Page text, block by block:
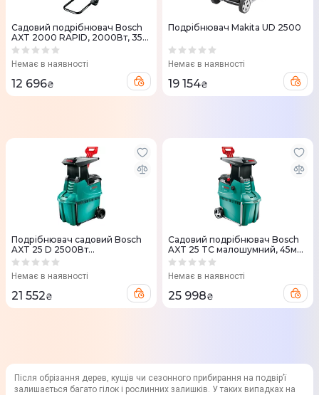
Садовий подрiбнювач Bosch
AXT 2000 RAPID, 2000Вт, 35
мм, 11.5кг (0.600.853.500)
Немає в наявності
12 696₴
Подрiбнювач Makita UD 2500
Немає в наявності
19 154₴
Подрібнювач садовий Bosch
AXT 25 D 2500Вт
(0.600.803.100)
Немає в наявності
21 552₴
Садовий подрiбнювач Bosch
AXT 25 TC малошумний, 45мм,
2.5кг, 30.5кг (0.600.803.300)
Немає в наявності
25 998₴
Після обрізання дерев, кущів чи сезонного прибирання на подвір’ї
залишається багато гілок і рослинних залишків. У таких випадках на